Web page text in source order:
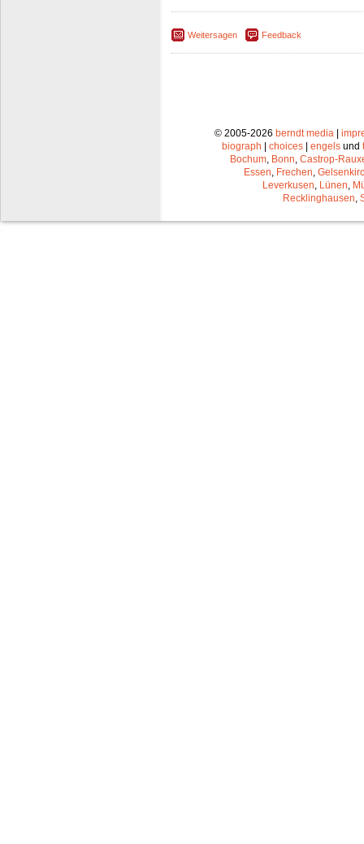
Weitersagen Feedback
© 2005-2026 berndt media |
biograph | choices | engels und
Bochum Bonn Castrop-
Essen Frechen
Leverkusen Lünen
Recklinghausen